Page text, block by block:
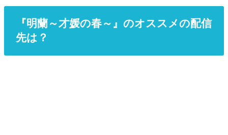
『明蘭～才媛の春～』のオススメの配信
先は？